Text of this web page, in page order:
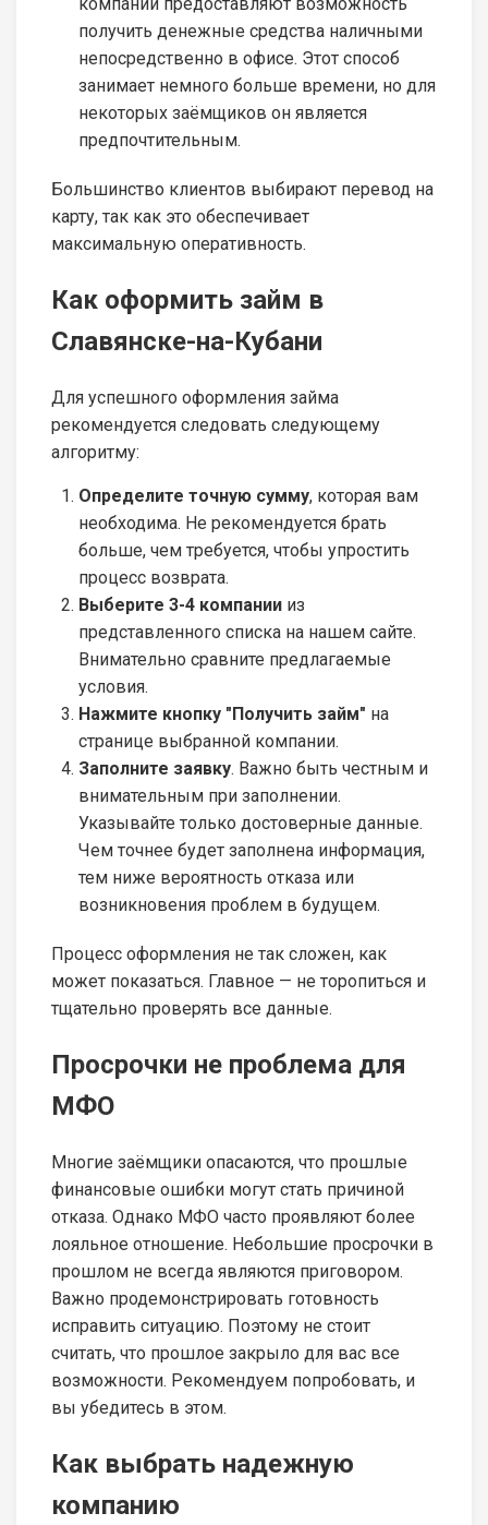
получить денежные средства наличными
непосредственно в офисе. Этот способ
занимает немного больше времени, но для
некоторых заёмщиков он является
предпочтительным.
Большинство клиентов выбирают перевод на
карту, так как это обеспечивает
максимальную оперативность.
Как оформить займ в
Славянске-на-Кубани
Для успешного оформления займа
рекомендуется следовать следующему
алгоритму:
Определите точную сумму, которая вам
необходима. Не рекомендуется брать
больше, чем требуется, чтобы упростить
процесс возврата.
Выберите 3-4 компании из
представленного списка на нашем сайте.
Внимательно сравните предлагаемые
условия.
Нажмите кнопку "Получить займ" на
странице выбранной компании.
Заполните заявку. Важно быть честным и
внимательным при заполнении.
Указывайте только достоверные данные.
Чем точнее будет заполнена информация,
тем ниже вероятность отказа или
возникновения проблем в будущем.
Процесс оформления не так сложен, как
может показаться. Главное — не торопиться и
тщательно проверять все данные.
Просрочки не проблема для
МФО
Многие заёмщики опасаются, что прошлые
финансовые ошибки могут стать причиной
отказа. Однако МФО часто проявляют более
лояльное отношение. Небольшие просрочки в
прошлом не всегда являются приговором.
Важно продемонстрировать готовность
исправить ситуацию. Поэтому не стоит
считать, что прошлое закрыло для вас все
возможности. Рекомендуем попробовать, и
вы убедитесь в этом.
Как выбрать надежную
компанию